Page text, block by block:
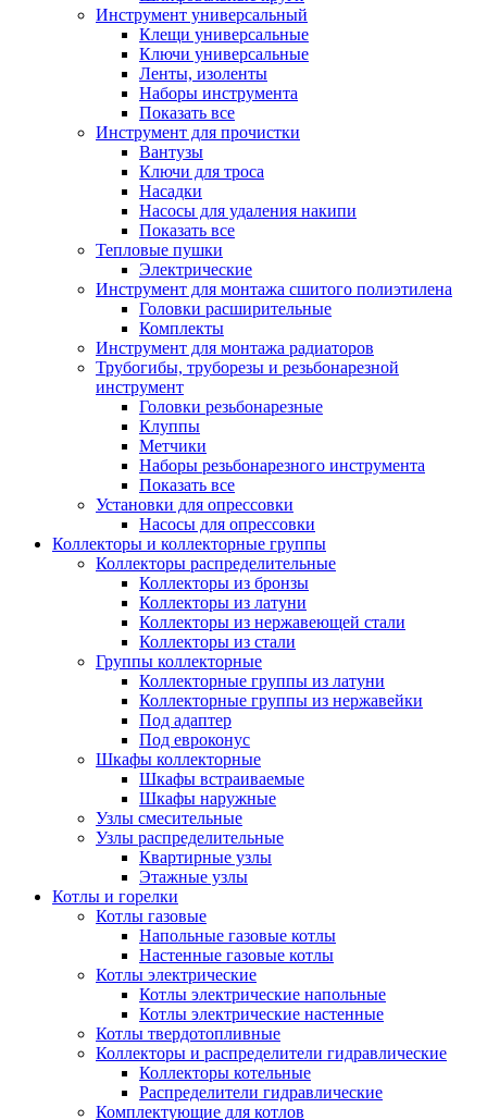
Инструмент универсальный
Клещи универсальные
Ключи универсальные
Ленты, изоленты
Наборы инструмента
Показать все
Инструмент для прочистки
Вантузы
Ключи для троса
Насадки
Насосы для удаления накипи
Показать все
Тепловые пушки
Электрические
Инструмент для монтажа сшитого полиэтилена
Головки расширительные
Комплекты
Инструмент для монтажа радиаторов
Трубогибы, труборезы и резьбонарезной
инструмент
Головки резьбонарезные
Клуппы
Метчики
Наборы резьбонарезного инструмента
Показать все
Установки для опрессовки
Насосы для опрессовки
Коллекторы и коллекторные группы
Коллекторы распределительные
Коллекторы из бронзы
Коллекторы из латуни
Коллекторы из нержавеющей стали
Коллекторы из стали
Группы коллекторные
Коллекторные группы из латуни
Коллекторные группы из нержавейки
Под адаптер
Под евроконус
Шкафы коллекторные
Шкафы встраиваемые
Шкафы наружные
Узлы смесительные
Узлы распределительные
Квартирные узлы
Этажные узлы
Котлы и горелки
Котлы газовые
Напольные газовые котлы
Настенные газовые котлы
Котлы электрические
Котлы электрические напольные
Котлы электрические настенные
Котлы твердотопливные
Коллекторы и распределители гидравлические
Коллекторы котельные
Распределители гидравлические
Комплектующие для котлов